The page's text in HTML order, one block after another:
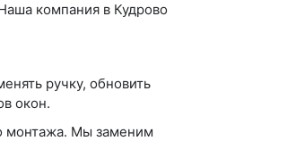
компания в Кудрово
ручку, обновить
окон.
монтажа. Мы заменим